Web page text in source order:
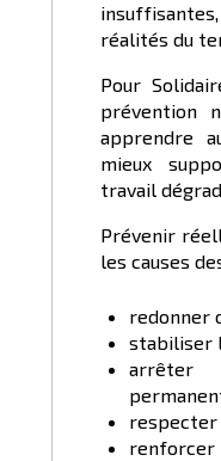
réalités du
Pour
prévention
apprendre
mieux
travail
Prévenir
les causes
redonner
stabiliser
arrêter
respecter